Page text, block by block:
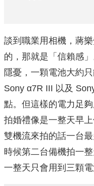
談到職業用相機，蔣
的，那就是「信賴感
隱憂，一顆電池大約
Sony α7R III 以及
點。但這樣的電力足
拍婚禮像是一整天早
雙機流來拍的話一台
時候第二台備機拍一
一整天只會用到三顆電